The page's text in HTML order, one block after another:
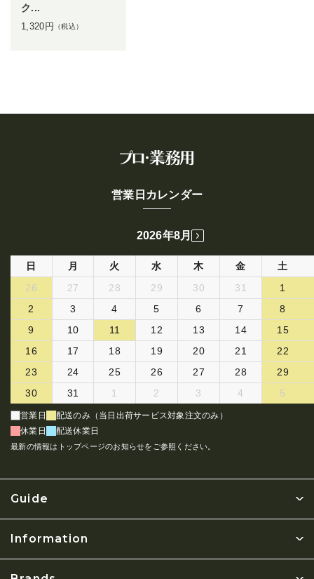
ク...
1,320 円 （税込）
Guide
Information
営業日カレンダー
2026年8月
日 月 火 水 木 金
土
26
27 28 29 30 31
1
2
3 4 5 6 7
8
9
10 11 12 13 14
15
16
17 18 19 20 21
22
23
24 25 26 27 28
29
30
31 1 2 3 4 5
営業日
配送のみ（当日出荷サービス対象注文のみ）
休業日
配送休業日
最新の情報はトップページのお知らせをご参照ください。